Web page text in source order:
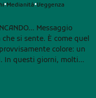
•Medianità•Veggenza
Messaggio
si sente. È come quel
colore: un
voi lo hanno sentito
qualcosa